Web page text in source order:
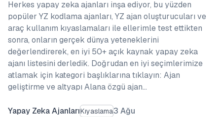
Herkes yapay zeka ajanları inşa ediyor, bu yüzden
popüler YZ kodlama ajanları, YZ ajan oluşturucuları ve
araç kullanım kıyaslamaları ile ellerimle test ettikten
sonra, onların gerçek dünya yeteneklerini
değerlendirerek, en iyi 50+ açık kaynak yapay zeka
ajanı listesini derledik. Doğrudan en iyi seçimlerimize
atlamak için kategori başlıklarına tıklayın: Ajan
geliştirme ve altyapı Alana özgü ajan…
Yapay Zeka AjanlarıKıyaslama3 Ağu